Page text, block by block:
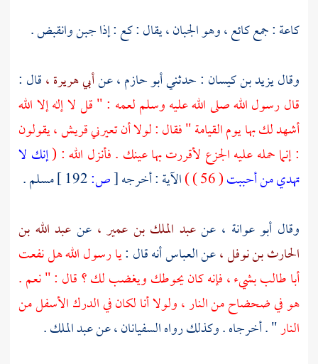
كاعة : جمع كائع ، وهو الجبان ، يقال : كع : إذا جبن وانقبض .
وقاليزيد بن كيسان : حدثنيأبو حازم ،عنأبي هريرة ،قال :
قال رسول الله صلى الله عليه وسلم لعمه : " قل لا إله إلا الله
أشهد لك بها يوم القيامة " فقال : لولا أن تعيرنيقريش ،يقولون
: إنما حمله عليه الجزع لأقررت بها عينك . فأنزل الله : (إنك لا
تهدي من أحببت( 56 ) ) الآية : أخرجه[ص: مسلم.
وقال أبو عوانة ، عنعبد الملك بن عمير ، عن عبد الله بن
الحارث بن نوفل ،عنالعباسأنه قال :يا رسول الله هل نفعت
أبا طالببشيء ، فإنه كان يحوطك ويغضب لك ؟ قال : " نعم .
هو في ضحضاح من النار ، ولولا أنا لكان في الدرك الأسفل من
النار" . أخرجاه . وكذلك رواه السفيانان ، عنعبد الملك.